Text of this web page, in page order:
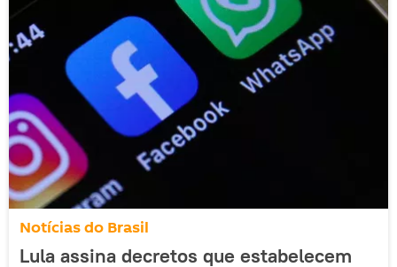
Notícias do Brasil
Lula assina decretos que estabelecem